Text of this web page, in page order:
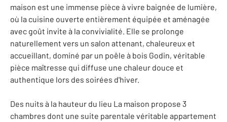
maison est une immense pièce à vivre baignée de lumière,
où la cuisine ouverte entièrement équipée et aménagée
avec goût invite à la convivialité. Elle se prolonge
naturellement vers un salon attenant, chaleureux et
accueillant, dominé par un poêle à bois Godin, véritable
pièce maîtresse qui diffuse une chaleur douce et
authentique lors des soirées d'hiver.
Des nuits à la hauteur du lieu La maison propose 3
chambres dont une suite parentale véritable appartement